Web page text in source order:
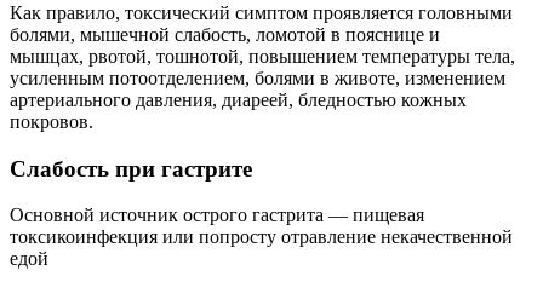
Как правило, токсический симптом проявляется головными
болями, мышечной слабость, ломотой в пояснице и
мышцах, рвотой, тошнотой, повышением температуры тела,
усиленным потоотделением, болями в животе, изменением
артериального давления, диареей, бледностью кожных
покровов.
Слабость при гастрите
Основной источник острого гастрита — пищевая
токсикоинфекция или попросту отравление некачественной
едой